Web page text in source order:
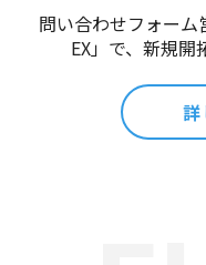
問い合わせフォー
EX」で、新規
詳